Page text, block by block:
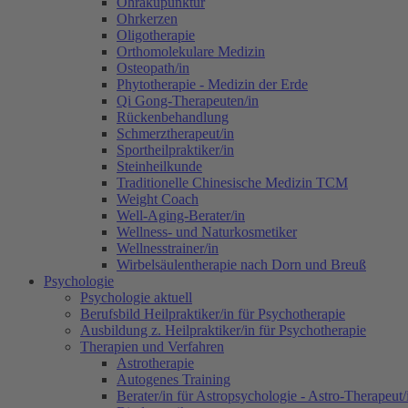
Ohrkerzen
Oligotherapie
Orthomolekulare Medizin
Osteopath/in
Phytotherapie - Medizin der Erde
Qi Gong-Therapeuten/in
Rückenbehandlung
Schmerztherapeut/in
Sportheilpraktiker/in
Steinheilkunde
Traditionelle Chinesische Medizin TCM
Weight Coach
Well-Aging-Berater/in
Wellness- und Naturkosmetiker
Wellnesstrainer/in
Wirbelsäulentherapie nach Dorn und Breuß
Psychologie
Psychologie aktuell
Berufsbild Heilpraktiker/in für Psychotherapie
Ausbildung z. Heilpraktiker/in für Psychotherapie
Therapien und Verfahren
Astrotherapie
Autogenes Training
Berater/in für Astropsychologie - Astro-